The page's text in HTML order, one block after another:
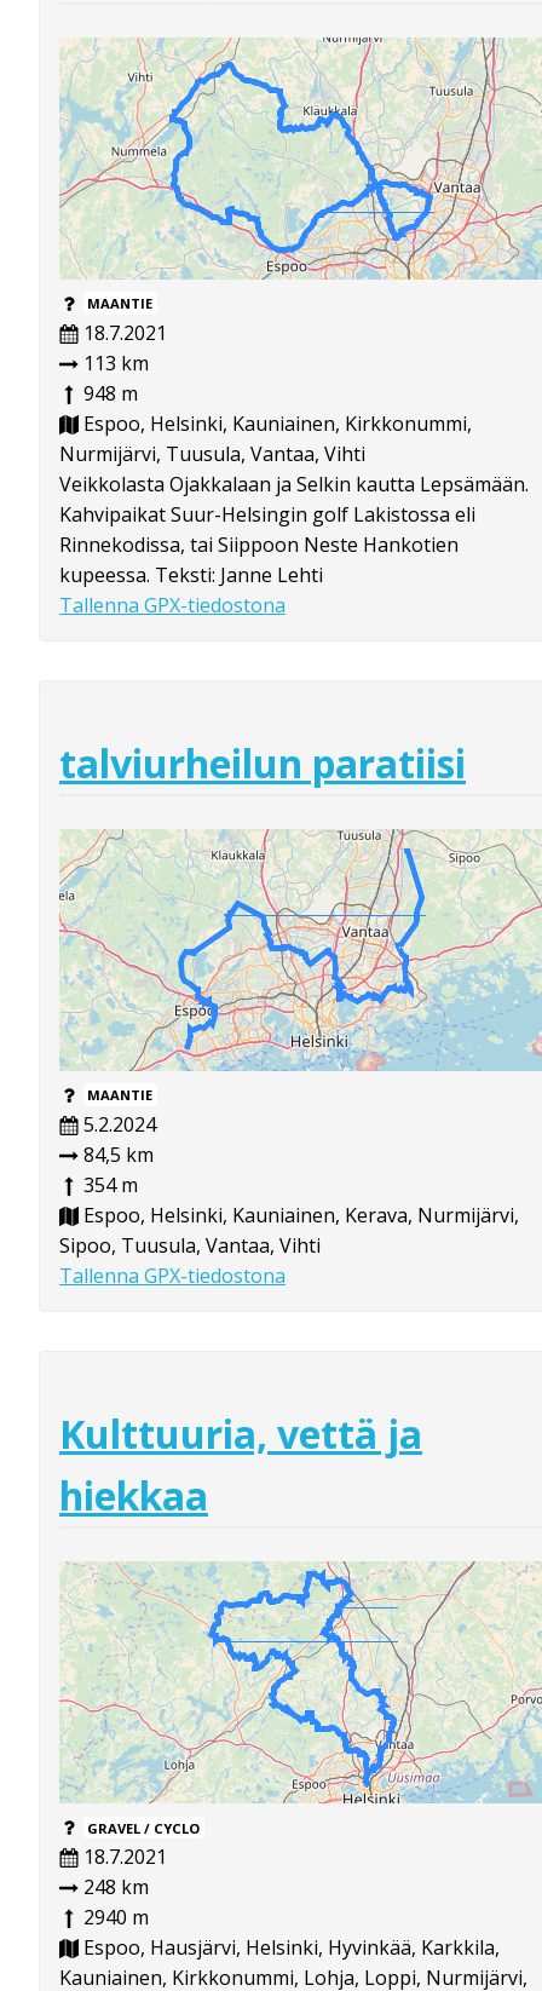
MAANTIE
18.7.2021
113 km
948 m
Espoo, Helsinki, Kauniainen, Kirkkonummi,
Nurmijärvi, Tuusula, Vantaa, Vihti
Veikkolasta Ojakkalaan ja Selkin kautta Lepsämään.
Kahvipaikat Suur-Helsingin golf Lakistossa eli
Rinnekodissa, tai Siippoon Neste Hankotien
kupeessa. Teksti: Janne Lehti
Tallenna GPX-tiedostona
talviurheilun paratiisi
MAANTIE
5.2.2024
84,5 km
354 m
Espoo, Helsinki, Kauniainen, Kerava, Nurmijärvi,
Sipoo, Tuusula, Vantaa, Vihti
Tallenna GPX-tiedostona
Kulttuuria, vettä ja
hiekkaa
GRAVEL / CYCLO
18.7.2021
248 km
2940 m
Espoo, Hausjärvi, Helsinki, Hyvinkää, Karkkila,
Kauniainen, Kirkkonummi, Lohja, Loppi, Nurmijärvi,